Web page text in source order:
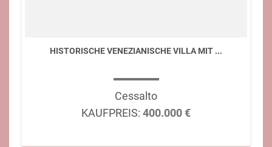
HISTORISCHE VENEZIANISCHE VILLA MIT ...
Cessalto
KAUFPREIS: 400.000 €